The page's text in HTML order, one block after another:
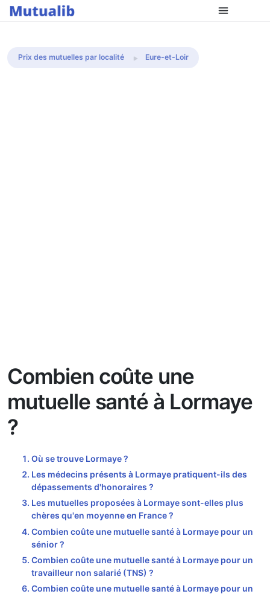
Comparer les mutuelles
Prix des mutuelles par localité Eure-et-Loir
Combien coûte une
mutuelle santé à Lormaye
?
Où se trouve Lormaye ?
Les médecins présents à Lormaye pratiquent-ils des
dépassements d'honoraires ?
Les mutuelles proposées à Lormaye sont-elles plus
chères qu'en moyenne en France ?
Combien coûte une mutuelle santé à Lormaye pour un
sénior ?
Combien coûte une mutuelle santé à Lormaye pour un
travailleur non salarié (TNS) ?
Combien coûte une mutuelle santé à Lormaye pour un